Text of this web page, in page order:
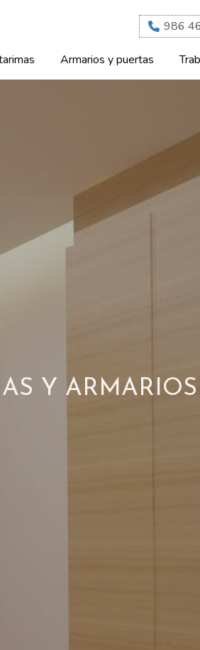
986
Armarios y puertas
Y ARMARIOS